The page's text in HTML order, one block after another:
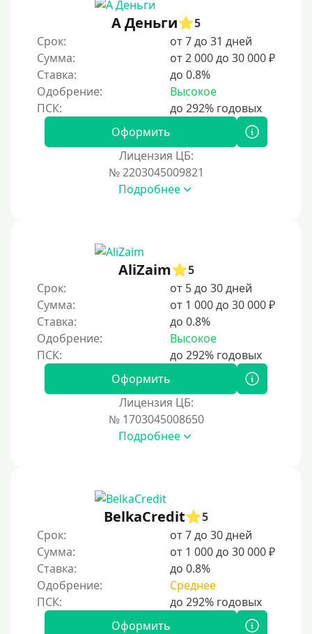
А Деньги
5
Срок:
от 7 до 31 дней
Сумма:
от 2 000 до 30 000 ₽
Ставка:
до 0.8%
Одобрение:
Высокое
Оформить
Лицензия ЦБ:
№ 2203045009821
Подробнее
AliZaim
5
Срок:
от 5 до 30 дней
Сумма:
от 1 000 до 30 000 ₽
Ставка:
до 0.8%
Одобрение:
Высокое
Оформить
Лицензия ЦБ:
№ 1703045008650
Подробнее
BelkaCredit
5
Срок:
от 7 до 30 дней
Сумма:
от 1 000 до 30 000 ₽
Ставка:
до 0.8%
Одобрение:
Среднее
Оформить